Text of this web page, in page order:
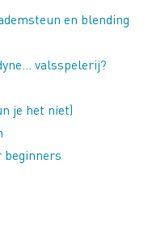
en blending
valsspelerij?
je het niet)
beginners